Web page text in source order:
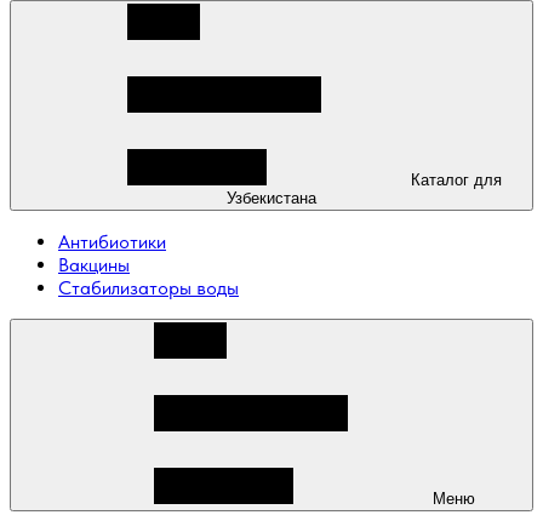
Узбекистана
Антибиотики
Вакцины
Стабилизаторы воды
Меню